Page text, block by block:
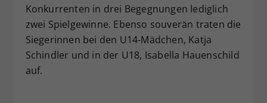
Konkurrenten in drei Begegnungen lediglich
zwei Spielgewinne. Ebenso souverän traten die
Siegerinnen bei den U14-Mädchen, Katja
Schindler und in der U18, Isabella Hauenschild
auf.